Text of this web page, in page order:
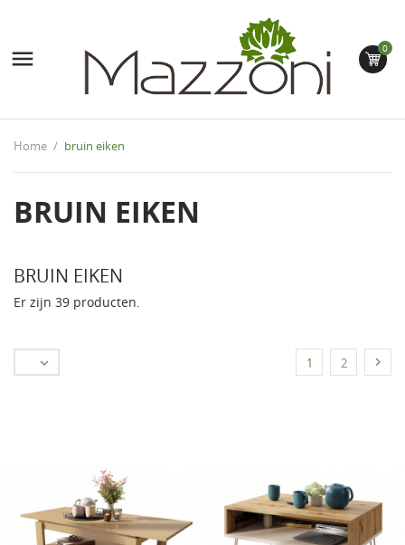
 0
Home bruin eiken
BRUIN EIKEN
BRUIN EIKEN
Er zijn 39 producten.
 1 2 